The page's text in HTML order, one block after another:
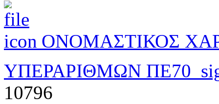
ΟΝΟΜΑΣΤΙΚΟΣ
ΥΠΕΡΑΡΙΘΜΩΝ
10796